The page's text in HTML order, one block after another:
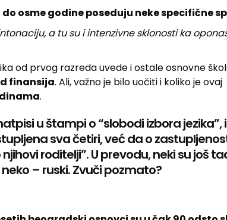
osme godine poseduju neke specifične
a tu su i intenzivne sklonosti ka
od prvog razreda uvede i ostale osnovne
finansija. Ali, važno je bilo uočiti i koliko je ovaj
.
u štampi o “slobodi izbora jezika”,
sva četiri, već da o
roditelji”. U prevodu, neki su još
– ruski. Zvuči pozmato?